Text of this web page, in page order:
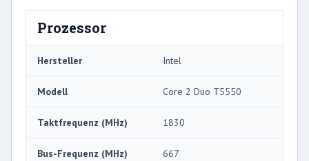
Prozessor
Hersteller Intel
Modell Core 2 Duo T5550
Taktfrequenz (MHz) 1830
Bus-Frequenz (MHz) 667